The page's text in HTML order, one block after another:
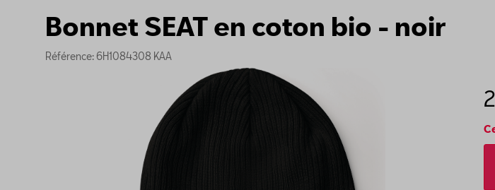
Bonnet SEAT en coton bio - noir
Référence: 6H1084308 KAA